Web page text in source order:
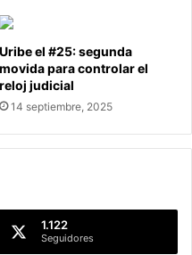
Uribe el #25: segunda
movida para controlar el
reloj judicial
14 septiembre, 2025
1.122
Seguidores